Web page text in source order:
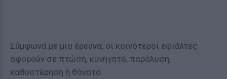
Σύμφωνα με μια έρευνα, οι κοινότεροι εφιάλτες
αφορούν σε πτώση, κυνηγητό, παράλυση,
καθυστέρηση ή θάνατο.